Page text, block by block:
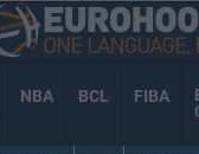
NBA BCL FIBA